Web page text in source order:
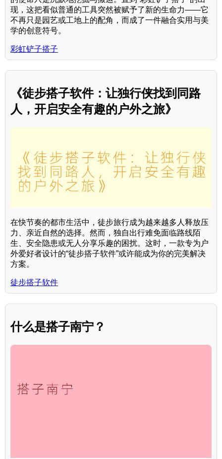
现，这把看似普通的工具突然被赋予了新的生命力——它
不再只是园艺或工地上的配角，而成了一件融合实用与美
学的创意符号。
彩虹铲子搭子
《徒步搭子软件：让独行侠找到同路
人，开启安全有趣的户外之旅》
在快节奏的都市生活中，徒步旅行成为越来越多人释放压
力、亲近自然的选择。然而，独自出行难免面临路线陌
生、安全隐患或无人分享乐趣的困扰。这时，一款专为户
外爱好者设计的“徒步搭子软件”或许能成为你的完美解决
方案。
徒步搭子软件
什么是搭子南宁？